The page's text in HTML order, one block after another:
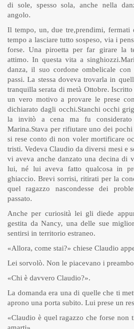
di sole, spesso sola, anche nella
angolo.
Il tempo, un, due tre,prendimi,
tempo a lasciare tutto sospeso, via i
forse. Una piroetta per far girare la
attimo. In questa vita a
danza, il suo cordone ombelicale
passi. La stessa doveva trovarla in
tranquilla serata di metà Ottobre.
un vero motivo a provare le prese
dichiarato dagli occhi.Stanchi occhi
la invitò a cena ma fu considerato
Marina.Stava per rifiutare uno dei
si rese conto di non voler mortificare
tristi. Vedeva Claudio da diversi mesi e
vi aveva anche danzato una decina di
lui, né lui aveva fatto qualcosa in
ghiaccio. Brevi sorrisi, ritirati per la
quel ragazzo nascondesse dei
passato.
Anche per curiosità lei gli diede
gestita da Nancy, una delle sue
sentirsi in territorio estraneo.
«Allora, come stai?» chiese Claudio
Lei sorvolò. Non le piacevano i
«Chi è davvero Claudio?».
La domanda era una di quelle che ti
aprono una porta subito. Lui prese un
«Claudio è quel ragazzo che forse non